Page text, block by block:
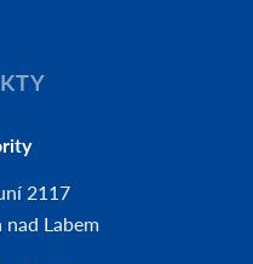
2117
nad Labem